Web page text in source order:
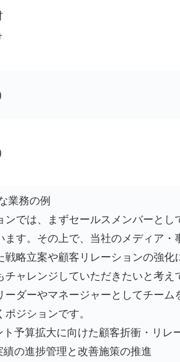
業務の例
ンでは、まずセールスメンバーと
ます。その上で、当社のメディア
戦略立案や顧客リレーションの強
チャレンジしていただきたいと考え
ーダーやマネージャーとしてチー
ポジションです。
ト予算拡大に向けた顧客折衝・リレ
績の進捗管理と改善施策の推進